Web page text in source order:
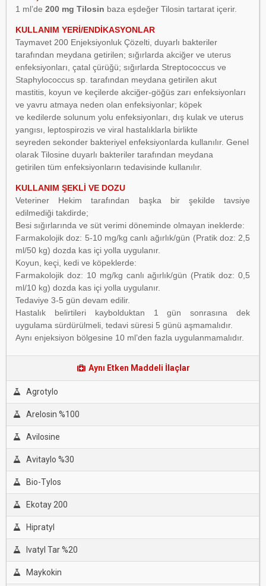
1 ml’de 200 mg Tilosin baza eşdeğer Tilosin tartarat içerir.
KULLANIM YERİ/ENDİKASYONLAR
Taymavet 200 Enjeksiyonluk Çözelti, duyarlı bakteriler
tarafından meydana getirilen; sığırlarda akciğer ve uterus
enfeksiyonları, çatal çürüğü; sığırlarda Streptococcus ve
Staphylococcus sp. tarafından meydana getirilen akut
mastitis, koyun ve keçilerde akciğer-göğüs zarı enfeksiyonları
ve yavru atmaya neden olan enfeksiyonlar; köpek
ve kedilerde solunum yolu enfeksiyonları, dış kulak ve uterus
yangısı, leptospirozis ve viral hastalıklarla birlikte
seyreden sekonder bakteriyel enfeksiyonlarda kullanılır. Genel
olarak Tilosine duyarlı bakteriler tarafından meydana
getirilen tüm enfeksiyonların tedavisinde kullanılır.
KULLANIM ŞEKLİ VE DOZU
Veteriner Hekim tarafından başka bir şekilde tavsiye
edilmediği takdirde;
Besi sığırlarında ve süt verimi döneminde olmayan ineklerde:
Farmakolojik doz: 5-10 mg/kg canlı ağırlık/gün (Pratik doz: 2,5
ml/50 kg) dozda kas içi yolla uygulanır.
Koyun, keçi, kedi ve köpeklerde:
Farmakolojik doz: 10 mg/kg canlı ağırlık/gün (Pratik doz: 0,5
ml/10 kg) dozda kas içi yolla uygulanır.
Tedaviye 3-5 gün devam edilir.
Hastalık belirtileri kaybolduktan 1 gün sonrasına dek
uygulama sürdürülmeli, tedavi süresi 5 günü aşmamalıdır.
Aynı enjeksiyon bölgesine 10 ml’den fazla uygulanmamalıdır.
Aynı Etken Maddeli İlaçlar
Agrotylo
Arelosin %100
Avilosine
Avitaylo %30
Bio-Tylos
Ekotay 200
Hipratyl
Ivatyl Tar %20
Maykokin